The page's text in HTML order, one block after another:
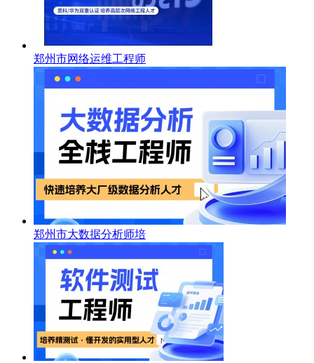
郑州市网络运维工程师
郑州市大数据分析师培